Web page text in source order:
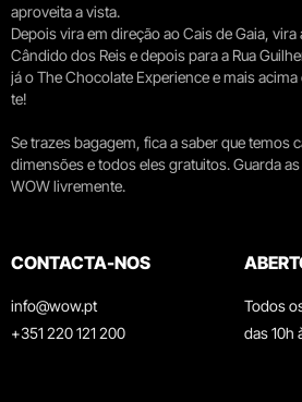
aproveita a vista.
Depois vira em direção ao Cais de Gaia, vira
Cândido dos Reis e depois para a Rua
já o The Chocolate Experience e mais
te!
Se trazes bagagem, fica a saber que temos
dimensões e todos eles gratuitos. Guarda
WOW livremente.
CONTACTA-NOS
info@wow.pt
+351 220 121 200
Todos
das 10h